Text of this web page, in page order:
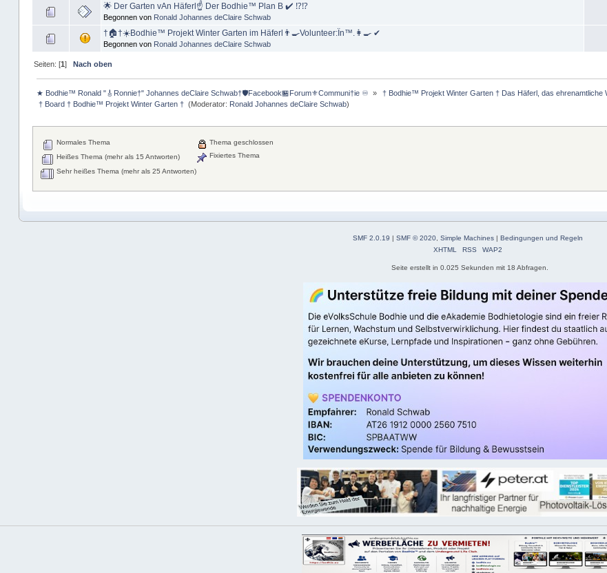
🌟 Der Garten vAn Häferl☝ Der Bodhie™ Plan B ✔️ ⁉⁉️
Begonnen von Ronald Johannes deClaire Schwab
†🏠†☀️Bodhie™ Projekt Winter Garten im Häferl👨‍🍳Volunteer:Ïn™.👩‍🍳 ✔
Begonnen von Ronald Johannes deClaire Schwab
Seiten: [1]Nach oben
★ Bodhie™ Ronald "🎸Ronnie†" Johannes deClaire Schwab†🛡️Facebook🏪Forum⚜️Communi†ie ♾️ » † Bodhie™ Projekt Winter Garten † Das Häferl, das ehrenamtliche
† Board † Bodhie™ Projekt Winter Garten † (Moderator: Ronald Johannes deClaire Schwab)
Normales Thema
Heißes Thema (mehr als 15 Antworten)
Sehr heißes Thema (mehr als 25 Antworten)
Thema geschlossen
Fixiertes Thema
SMF 2.0.19 |SMF © 2020,Simple Machines |Bedingungen und Regeln
XHTML
RSS WAP2
Seite erstellt in 0.025 Sekunden mit 18 Abfragen.